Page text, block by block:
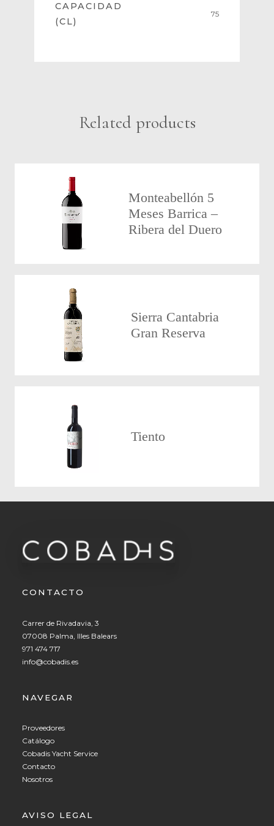
CAPACIDAD
(CL)
75
Related products
Monteabellón 5
Meses Barrica –
Ribera del Duero
Sierra Cantabria
Gran Reserva
Tiento
CONTACTO
Carrer de Rivadavia, 3
07008 Palma, Illes Balears
971 474 717
info@cobadis.es
NAVEGAR
Proveedores
Catálogo
Cobadis Yacht Service
Contacto
Nosotros
AVISO LEGAL